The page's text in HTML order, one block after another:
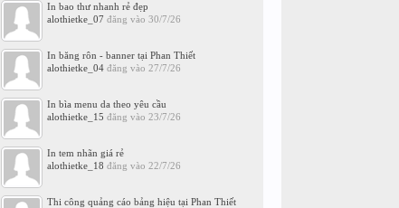
In bao thư nhanh rẻ đẹp
alothietke_07 đăng vào 30/7/26
In băng rôn - banner tại Phan Thiết
alothietke_04đăng vào 27/7/26
In bìa menu da theo yêu cầu
alothietke_15 đăng vào 23/7/26
In tem nhãn giá rẻ
alothietke_18 đăng vào 22/7/26
Thi công quảng cáo bảng hiệu tại Phan Thiết